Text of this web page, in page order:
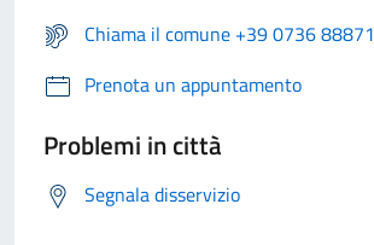
Chiama il comune +39 0736 88871
Prenota un appuntamento
Problemi in città
Segnala disservizio